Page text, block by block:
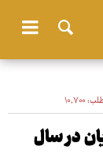
۱۰٬۷۰۰
در سال